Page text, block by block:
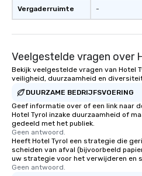
Vergaderruimte -
Veelgestelde vragen over
Bekijk veelgestelde vragen van Hotel
veiligheid, duurzaamheid en
DUURZAME BEDRIJFSVOERING
Geef informatie over of een link naar
Hotel Tyrol inzake duurzaamheid of
gedeeld met het publiek.
Geen antwoord.
Heeft Hotel Tyrol een strategie die
scheiden van afval (bijvoorbeeld
uw strategie voor het verwijderen en
Geen antwoord.